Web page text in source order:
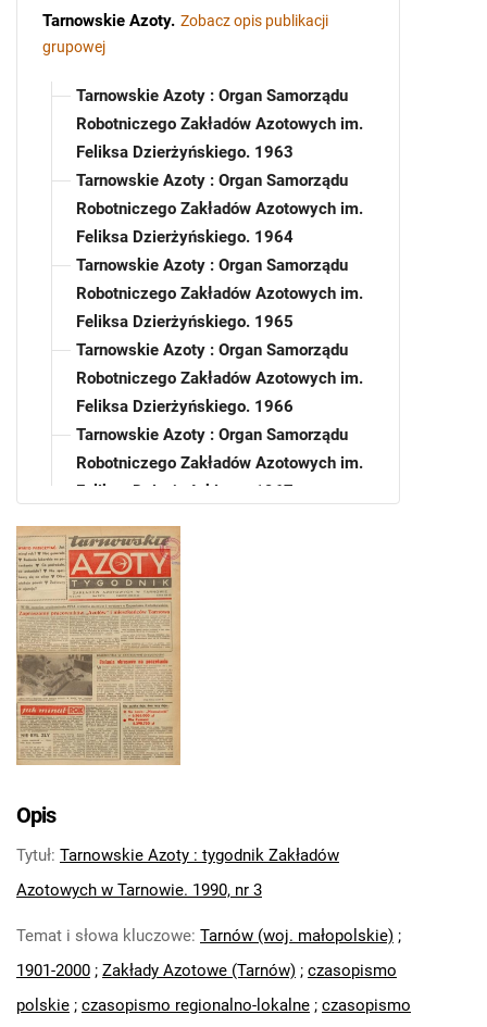
Tarnowskie Azoty. Zobacz opis publikacji
grupowej
Tarnowskie Azoty : Organ Samorządu
Robotniczego Zakładów Azotowych im.
Feliksa Dzierżyńskiego. 1963
Tarnowskie Azoty : Organ Samorządu
Robotniczego Zakładów Azotowych im.
Feliksa Dzierżyńskiego. 1964
Tarnowskie Azoty : Organ Samorządu
Robotniczego Zakładów Azotowych im.
Feliksa Dzierżyńskiego. 1965
Tarnowskie Azoty : Organ Samorządu
Robotniczego Zakładów Azotowych im.
Feliksa Dzierżyńskiego. 1966
Tarnowskie Azoty : Organ Samorządu
Robotniczego Zakładów Azotowych im.
Feliksa Dzierżyńskiego. 1967
Robotniczego Zakładów Azotowych im.
Feliksa Dzierżyńskiego. 1968
Tarnowskie Azoty : Organ Samorządu
Robotniczego Zakładów Azotowych im.
Feliksa Dzierżyńskiego. 1969
Tarnowskie Azoty : Organ Samorządu
Robotniczego Zakładów Azotowych im.
Feliksa Dzierżyńskiego. 1970
Tarnowskie Azoty : Organ Samorządu
Robotniczego Zakładów Azotowych im.
Tarnowskie Azoty : Organ Samorządu
Robotniczego Zakładów Azotowych im.
Feliksa Dzierżyńskiego. 1974
Opis
Tytuł: Tarnowskie Azoty : tygodnik Zakładów
Azotowych w Tarnowie. 1990, nr 3
Temat i słowa kluczowe: Tarnów (woj. małopolskie) ;
1901-2000 ; Zakłady Azotowe (Tarnów) ; czasopismo
polskie ; czasopismo regionalno-lokalne ; czasopismo